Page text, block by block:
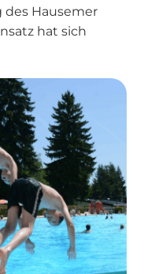
Hausemer
hat sich